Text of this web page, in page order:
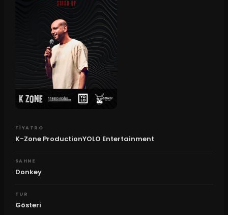
TIYATRO
K-Zone ProductionYOLO Entertainment
SAHNE
Donkey
TUR
Gösteri